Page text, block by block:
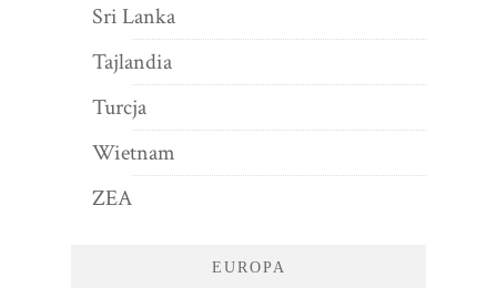
Sri Lanka
Tajlandia
Turcja
Wietnam
ZEA
EUROPA